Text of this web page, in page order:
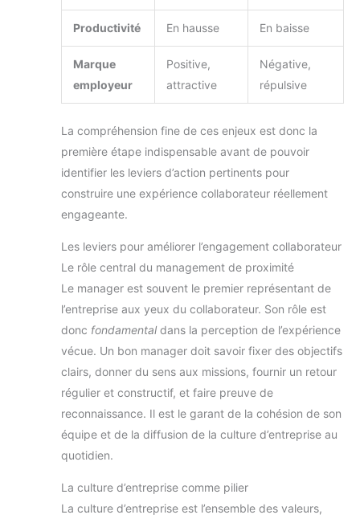
Productivité En hausse En baisse
Marque
employeur
Positive,
attractive
Négative,
répulsive
La compréhension fine de ces enjeux est donc la
première étape indispensable avant de pouvoir
identifier les leviers d’action pertinents pour
construire une expérience collaborateur réellement
engageante.
Les leviers pour améliorer l’engagement collaborateur
Le rôle central du management de proximité
Le manager est souvent le premier représentant de
l’entreprise aux yeux du collaborateur. Son rôle est
donc fondamental dans la perception de l’expérience
vécue. Un bon manager doit savoir fixer des objectifs
clairs, donner du sens aux missions, fournir un retour
régulier et constructif, et faire preuve de
reconnaissance. Il est le garant de la cohésion de son
équipe et de la diffusion de la culture d’entreprise au
quotidien.
La culture d’entreprise comme pilier
La culture d’entreprise est l’ensemble des valeurs,